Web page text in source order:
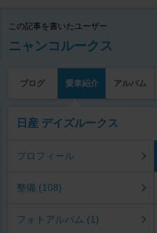
この記事を書いたユーザー
ニャンコルークス
ブログ 愛車紹介 アルバム
日産 デイズルークス
プロフィール
整備 (108)
フォトアルバム (1)